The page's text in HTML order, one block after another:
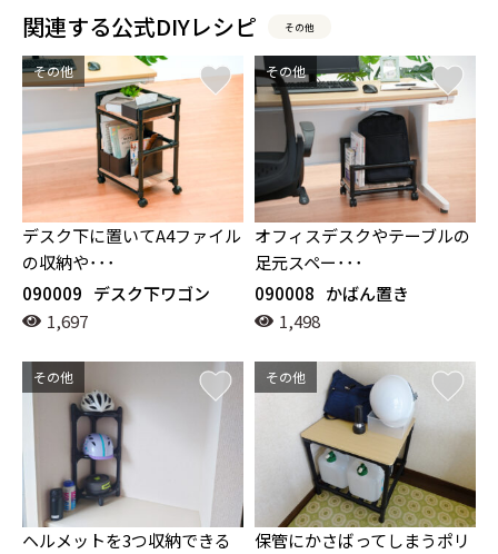
関連する公式DIYレシピ その他
その他
デスク下に置いてA4ファイル
の収納や･･･
090009 デスク下ワゴン
1,697
その他
オフィスデスクやテーブルの
足元スペー･･･
090008 かばん置き
1,498
その他
ヘルメットを3つ収納できる
その他
保管にかさばってしまうポリ